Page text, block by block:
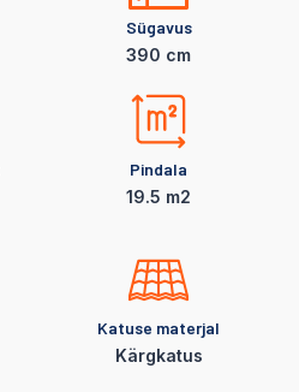
Sügavus
390 cm
Pindala
19.5 m2
Katuse materjal
Kärgkatus